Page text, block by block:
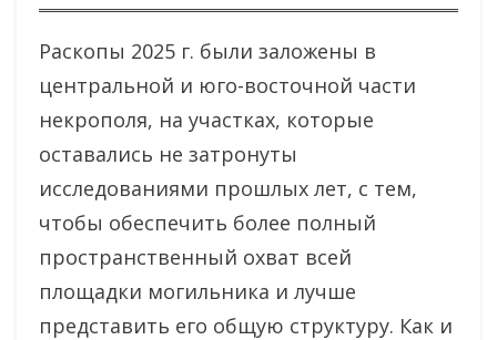
Раскопы 2025 г. были заложены в
центральной и юго-восточной части
некрополя, на участках, которые
оставались не затронуты
исследованиями прошлых лет, с тем,
чтобы обеспечить более полный
пространственный охват всей
площадки могильника и лучше
представить его общую структуру. Как и